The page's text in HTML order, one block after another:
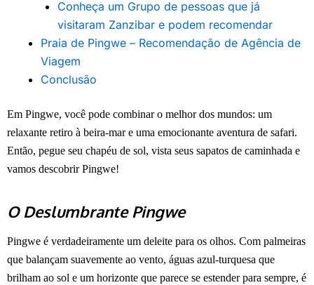
Conheça um Grupo de pessoas que já
visitaram Zanzibar e podem recomendar
Praia de Pingwe – Recomendação de Agência de
Viagem
Conclusão
Em Pingwe, você pode combinar o melhor dos mundos: um
relaxante retiro à beira-mar e uma emocionante aventura de safari.
Então, pegue seu chapéu de sol, vista seus sapatos de caminhada e
vamos descobrir Pingwe!
O Deslumbrante Pingwe
Pingwe é verdadeiramente um deleite para os olhos. Com palmeiras
que balançam suavemente ao vento, águas azul-turquesa que
brilham ao sol e um horizonte que parece se estender para sempre, é